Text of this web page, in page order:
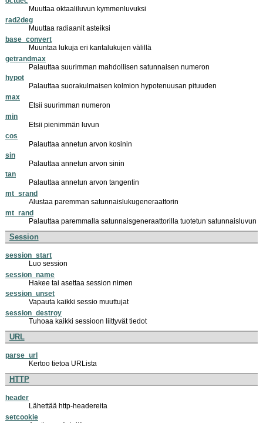
Muuttaa oktaaliluvun kymmenluvuksi
rad2deg
Muuttaa radiaanit asteiksi
base_convert
Muuntaa lukuja eri kantalukujen välillä
getrandmax
Palauttaa suurimman mahdollisen satunnaisen numeron
hypot
Palauttaa suorakulmaisen kolmion hypotenuusan pituuden
max
Etsii suurimman numeron
min
Etsii pienimmän luvun
cos
Palauttaa annetun arvon kosinin
sin
Palauttaa annetun arvon sinin
tan
Palauttaa annetun arvon tangentin
mt_srand
Alustaa paremman satunnaislukugeneraattorin
mt_rand
Palauttaa paremmalla satunnaisgeneraattorilla tuotetun satunnaisluvun
Session
session_start
Luo session
session_name
Hakee tai asettaa session nimen
session_unset
Vapauta kaikki sessio muuttujat
session_destroy
Tuhoaa kaikki sessioon liittyvät tiedot
URL
parse_url
Kertoo tietoa URLista
HTTP
header
Lähettää http-headereita
setcookie